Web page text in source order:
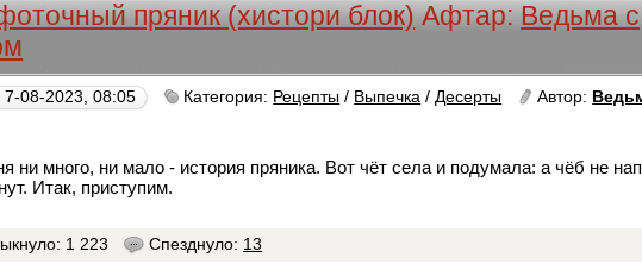
пряник (хистори блок) Афтар:Ведьма с
7-08-2023, 08:05 Категория: Рецепты / Выпечка /Десерты Автор:
ни много, ни мало - история пряника. Вот чёт села и подумала: а чёб не
Итак, приступим.
1 223 Спезднуло: 13